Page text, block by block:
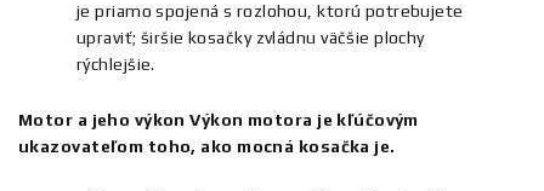
je priamo spojená s rozlohou, ktorú potrebujete
upraviť; širšie kosačky zvládnu väčšie plochy
rýchlejšie.
Motor a jeho výkon Výkon motora je kľúčovým
ukazovateľom toho, ako mocná kosačka je.